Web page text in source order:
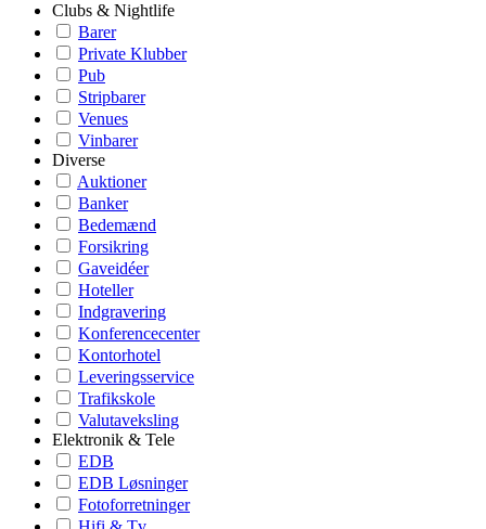
Clubs & Nightlife
Barer
Private Klubber
Pub
Stripbarer
Venues
Vinbarer
Diverse
Auktioner
Banker
Bedemænd
Forsikring
Gaveidéer
Hoteller
Indgravering
Konferencecenter
Kontorhotel
Leveringsservice
Trafikskole
Valutaveksling
Elektronik & Tele
EDB
EDB Løsninger
Fotoforretninger